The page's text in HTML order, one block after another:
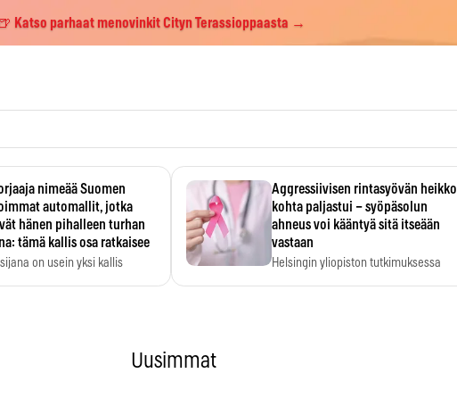
Katso parhaat menovinkit Cityn Terassioppaasta →
nimeää Suomen
automallit, jotka
hänen pihalleen turhan
tämä kallis osa ratkaisee
on usein yksi kallis
Aggressiivisen rintasyövän heikko
kohta paljastui – syöpäsolun
ahneus voi kääntyä sitä itseään
vastaan
Helsingin yliopiston tutkimuksessa
Uusimmat